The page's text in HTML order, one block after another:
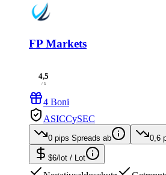
FP Markets
4,5
/ 5
4 Boni
ASICCySEC
0 pips Spreads ab 0,6
$6/lot / Lot